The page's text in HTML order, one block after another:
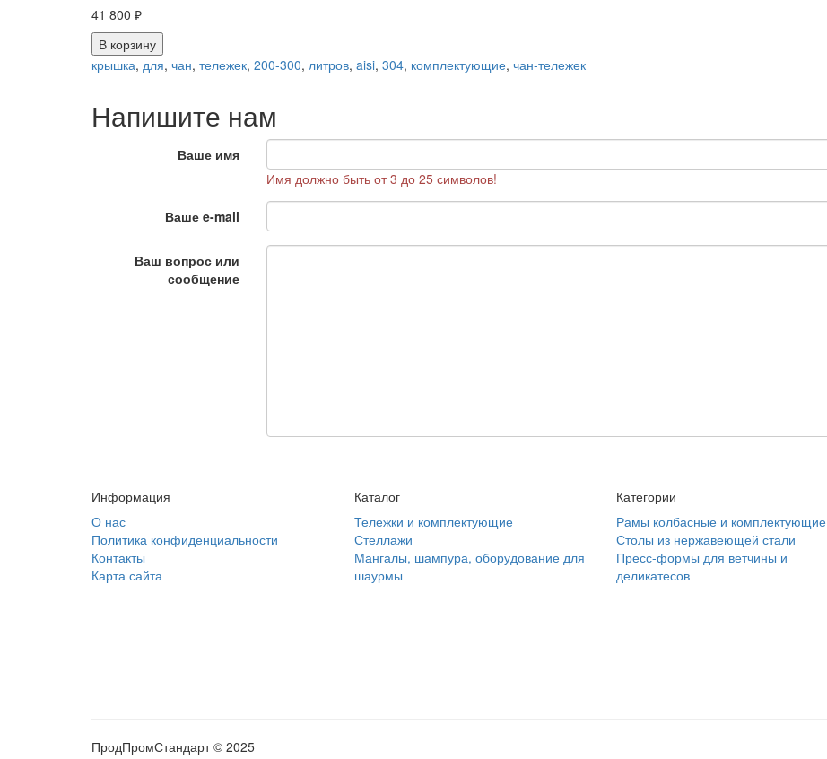
41 800 ₽
В корзину
крышка, для, чан, тележек, 200-300, литров, aisi, 304, комплектующие, чан-тележек
Напишите нам
Ваше имя
Имя должно быть от 3 до 25 символов!
Ваше e-mail
Ваш вопрос или
сообщение
Информация
О нас
Политика конфиденциальности
Контакты
Карта сайта
Каталог
Тележки и комплектующие
Стеллажи
Мангалы, шампура, оборудование для
шаурмы
Категории
Рамы колбасные и комплектующие
Столы из нержавеющей стали
Пресс-формы для ветчины и
деликатесов
ПродПромСтандарт © 2025